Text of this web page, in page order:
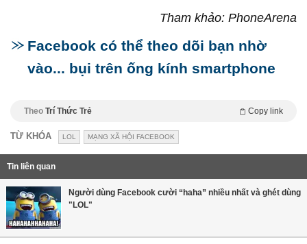
Tham khảo: PhoneArena
Facebook có thể theo dõi bạn nhờ
vào... bụi trên ống kính smartphone
Theo Trí Thức Trẻ Copy link
TỪ KHÓA LOL MẠNG XÃ HỘI FACEBOOK
Tin liên quan
Người dùng Facebook cười “haha” nhiều nhất và ghét dùng
"LOL"